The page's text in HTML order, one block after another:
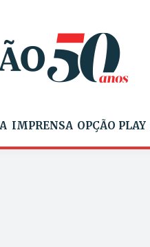
IMPRENSA OPÇÃO PLAY